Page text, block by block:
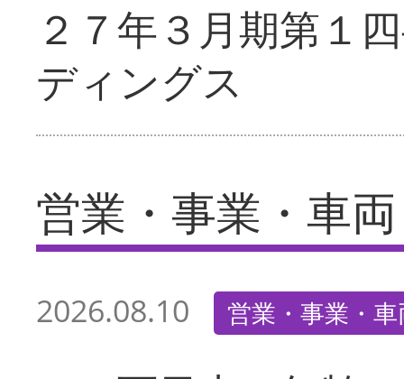
２７年３月期第１
ディングス
営業・事業・車両
2026.08.10 営業・事業・